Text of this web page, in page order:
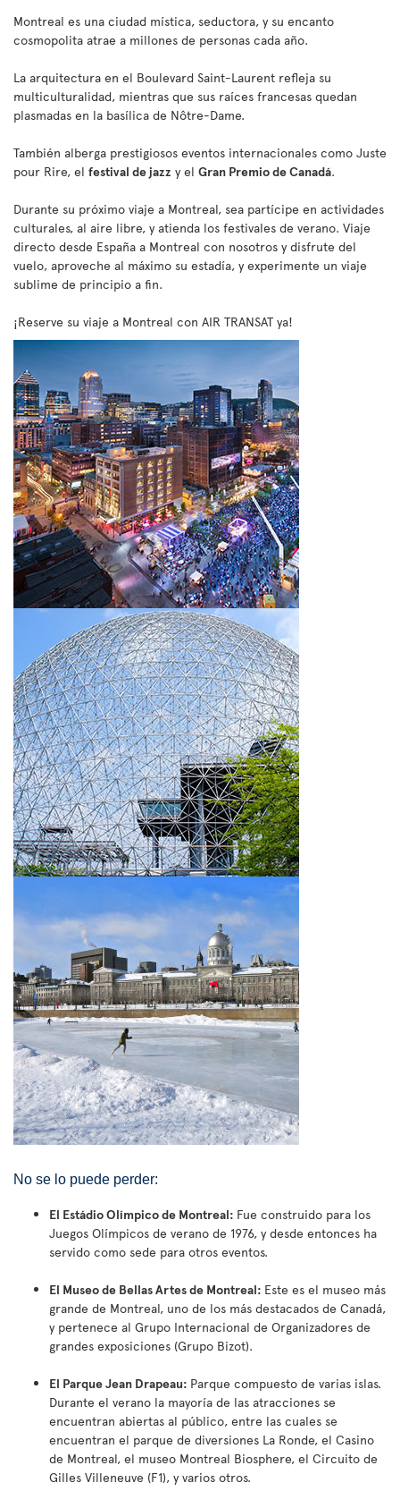
Montreal es una ciudad mística, seductora, y su encanto
cosmopolita atrae a millones de personas cada año.
La arquitectura en el Boulevard Saint-Laurent refleja su
multiculturalidad, mientras que sus raíces francesas quedan
plasmadas en la basílica de Nôtre-Dame.
También alberga prestigiosos eventos internacionales como Juste
pour Rire, el festival de jazz y el Gran Premio de Canadá.
Durante su próximo viaje a Montreal, sea partícipe en actividades
culturales, al aire libre, y atienda los festivales de verano. Viaje
directo desde España a Montreal con nosotros y disfrute del
vuelo, aproveche al máximo su estadía, y experimente un viaje
sublime de principio a fin.
¡Reserve su viaje a Montreal con AIR TRANSAT ya!
No se lo puede perder:
El Estádio Olímpico de Montreal: Fue construido para los
Juegos Olímpicos de verano de 1976, y desde entonces ha
servido como sede para otros eventos.
El Museo de Bellas Artes de Montreal: Este es el museo más
grande de Montreal, uno de los más destacados de Canadá,
y pertenece al Grupo Internacional de Organizadores de
grandes exposiciones (Grupo Bizot).
El Parque Jean Drapeau: Parque compuesto de varias islas.
Durante el verano la mayoría de las atracciones se
encuentran abiertas al público, entre las cuales se
encuentran el parque de diversiones La Ronde, el Casino
de Montreal, el museo Montreal Biosphere, el Circuito de
Gilles Villeneuve (F1), y varios otros.